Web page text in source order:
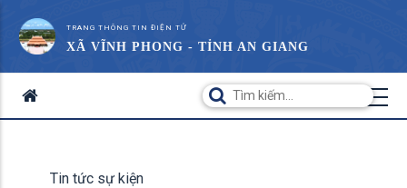
TRANG THÔNG TIN ĐIỆN TỬ
XÃ VĨNH PHONG - TỈNH AN GIANG
Tin tức sự kiện